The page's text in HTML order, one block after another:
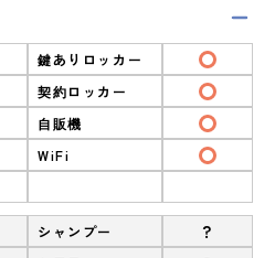
鍵ありロッカー
契約ロッカー
自販機
WiFi
シャンプー ?